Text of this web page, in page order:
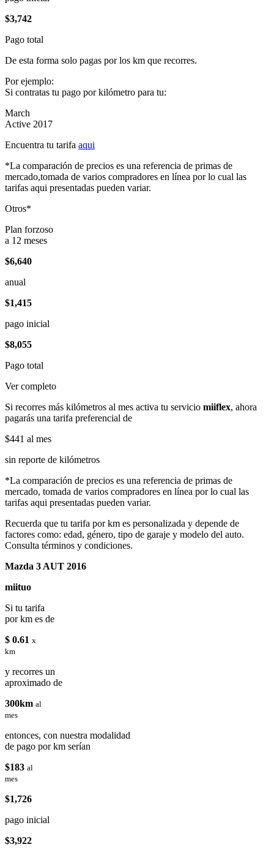
$3,742
Pago total
De esta forma solo pagas por los km que recorres.
Por ejemplo:
Si contratas tu pago por kilómetro para tu:
March
Active 2017
Encuentra tu tarifa aqui
*La comparación de precios es una referencia de primas de
mercado,tomada de varios compradores en línea por lo cual las
tarifas aqui presentadas pueden variar.
Otros*
Plan forzoso
a 12 meses
$6,640
anual
$1,415
pago inicial
$8,055
Pago total
Ver completo
Si recorres más kilómetros al mes activa tu servicio miiflex, ahora
pagarás una tarifa preferencial de
$441 al mes
sin reporte de kilómetros
*La comparación de precios es una referencia de primas de
mercado, tomada de varios compradores en línea por lo cual las
tarifas aqui presentadas pueden variar.
Recuerda que tu tarifa por km es personalizada y depende de
factores como: edad, género, tipo de garaje y modelo del auto.
Consulta términos y condiciones.
Mazda 3 AUT 2016
miituo
Si tu tarifa
por km es de
$ 0.61 x
km
y recorres un
aproximado de
300km al
mes
entonces, con nuestra modalidad
de pago por km serían
$183 al
mes
$1,726
pago inicial
$3,922